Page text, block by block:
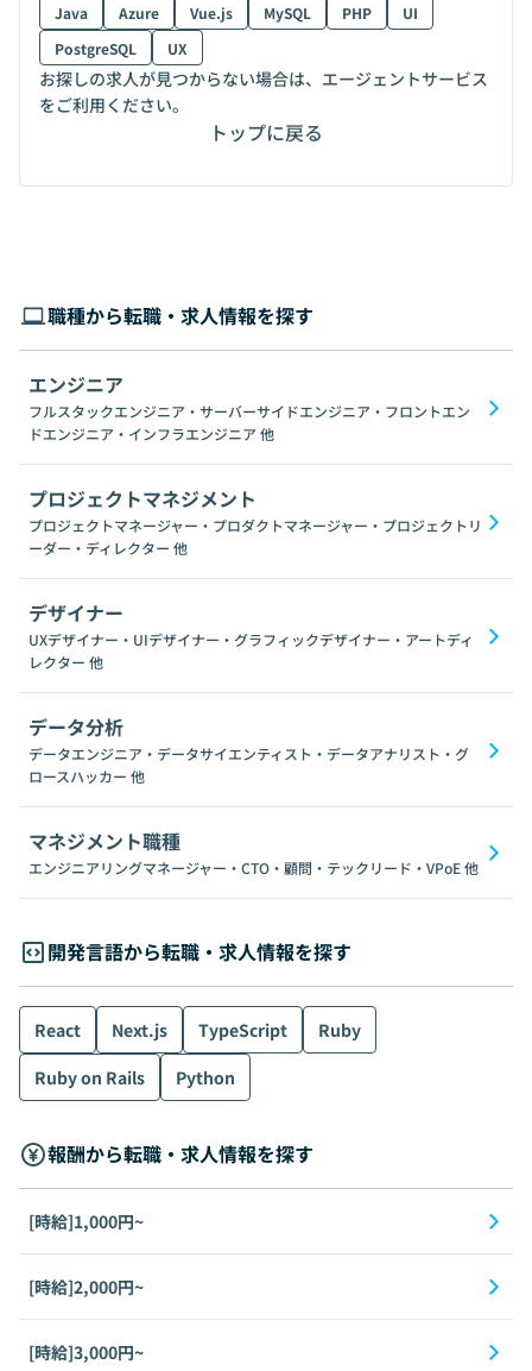
Java
Azure Vue.js MySQL PHP
UI
PostgreSQL
UX
お探しの求人が見つからない場合は、エージェントサービス
をご利用ください。
トップに戻る
職種から転職・求人情報を探す
エンジニア
フルスタックエンジニア・サーバーサイドエンジニア・フロントエン
ドエンジニア・インフラエンジニア 他
プロジェクトマネジメント
プロジェクトマネージャー・プロダクトマネージャー・プロジェクトリ
ーダー・ディレクター 他
デザイナー
UXデザイナー・UIデザイナー・グラフィックデザイナー・アートディ
レクター 他
データ分析
データエンジニア・データサイエンティスト・データアナリスト・グ
ロースハッカー 他
マネジメント職種
エンジニアリングマネージャー・CTO・顧問・テックリード・VPoE他
開発言語から転職・求人情報を探す
React Next.js TypeScript
Ruby
Ruby on Rails
Python
報酬から転職・求人情報を探す
[時給]1,000円~
[時給]2,000円~
[時給]3,000円~